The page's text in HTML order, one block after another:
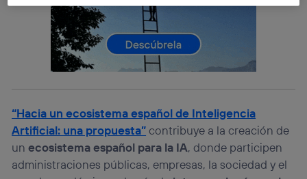
“Hacia un ecosistema español de Inteligencia
Artificial: una propuesta”contribuye a la creación de
unecosistema español para la IA, donde participen
administraciones públicas, empresas, la sociedad y el
La tecnología Utiq está diseñada con la privacidad como
prioridad ofreciéndote elección y control.
La tecnología utiliza un identificador cifrado creado por tu
operadora de telefonía
, utilizando tu dirección IP y otra
información de la cuenta de cliente de
telecomunicaciones vinculada a la conexión que utilizas
Este identificador se asigna a la conexión de internet, por
lo que cualquier persona que conecte su dispositivo y
consienta el uso de la tecnología recibirá el mismo
identificador. Típicamente: